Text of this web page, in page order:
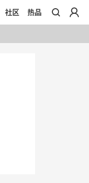
社区 热品